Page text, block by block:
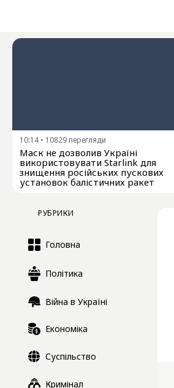
10:14 • 10829 перегляди
Маск не дозволив Україні
використовувати Starlink для
знищення російських пускових
установок балістичних ракет
РУБРИКИ
Головна
Політика
Війна в Україні
Економіка
Суспільство
Кримінал